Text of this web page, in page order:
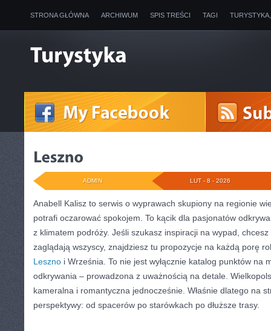
STRONA GŁÓWNA ARCHIWUM SPIS TREŚCI TAGI
LUT - 8 - 2026
ADMIN
Anabell Kalisz to serwis o wyprawach skupiony na regionie
potrafi oczarować spokojem. To kącik dla pasjonatów
z klimatem podróży. Jeśli szukasz inspiracji na wypad,
zaglądają wszyscy, znajdziesz tu propozycje na każdą porę
Leszno i Września. To nie jest wyłącznie katalog punktów na
odkrywania – prowadzona z uważnością na detale.
kameralna i romantyczna jednocześnie. Właśnie dlatego na
perspektywy: od spacerów po starówkach po dłuższe trasy.